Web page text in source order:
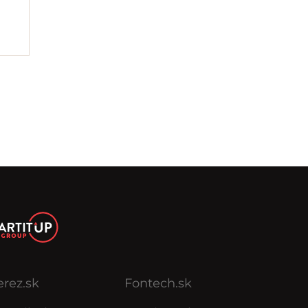
Fontech.sk